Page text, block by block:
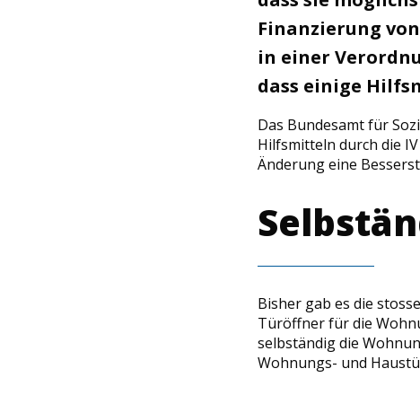
Finanzierung
in einer
dass einige
Das Bundesamt für
Hilfsmitteln durch die
Änderung eine
Bisher gab es die
Türöffner für die
selbständig die
Wohnungs- und